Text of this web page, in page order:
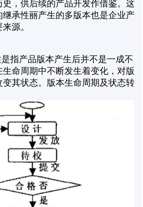
，供后续的产品开发作借鉴。这
承性丽产生的多版本也是企业产
源。
指产品版本产生后并不是一成不
命周期中不断发生着变化，对版
其状态。版本生命周期及状态转